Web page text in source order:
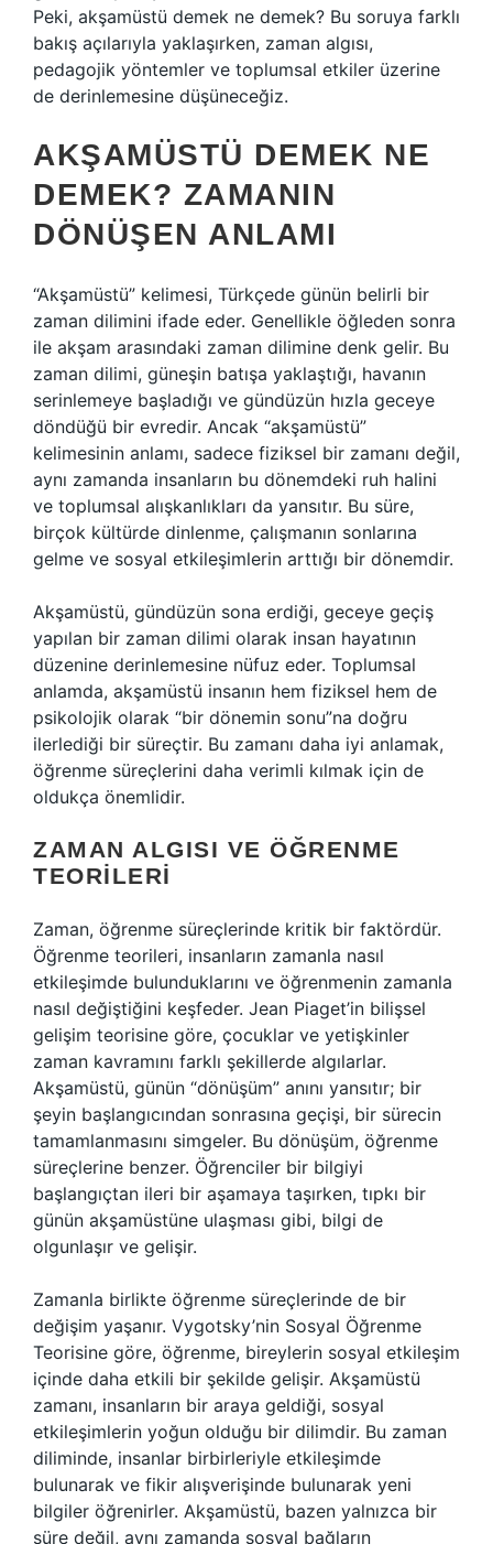
Peki, akşamüstü demek ne demek? Bu soruya farklı
bakış açılarıyla yaklaşırken, zaman algısı,
pedagojik yöntemler ve toplumsal etkiler üzerine
de derinlemesine düşüneceğiz.
AKŞAMÜSTÜ DEMEK NE
DEMEK? ZAMANIN
DÖNÜŞEN ANLAMI
“Akşamüstü” kelimesi, Türkçede günün belirli bir
zaman dilimini ifade eder. Genellikle öğleden sonra
ile akşam arasındaki zaman dilimine denk gelir. Bu
zaman dilimi, güneşin batışa yaklaştığı, havanın
serinlemeye başladığı ve gündüzün hızla geceye
döndüğü bir evredir. Ancak “akşamüstü”
kelimesinin anlamı, sadece fiziksel bir zamanı değil,
aynı zamanda insanların bu dönemdeki ruh halini
ve toplumsal alışkanlıkları da yansıtır. Bu süre,
birçok kültürde dinlenme, çalışmanın sonlarına
gelme ve sosyal etkileşimlerin arttığı bir dönemdir.
Akşamüstü, gündüzün sona erdiği, geceye geçiş
yapılan bir zaman dilimi olarak insan hayatının
düzenine derinlemesine nüfuz eder. Toplumsal
anlamda, akşamüstü insanın hem fiziksel hem de
psikolojik olarak “bir dönemin sonu”na doğru
ilerlediği bir süreçtir. Bu zamanı daha iyi anlamak,
öğrenme süreçlerini daha verimli kılmak için de
oldukça önemlidir.
ZAMAN ALGISI VE ÖĞRENME
TEORILERI
Zaman, öğrenme süreçlerinde kritik bir faktördür.
Öğrenme teorileri, insanların zamanla nasıl
etkileşimde bulunduklarını ve öğrenmenin zamanla
nasıl değiştiğini keşfeder. Jean Piaget’in bilişsel
gelişim teorisine göre, çocuklar ve yetişkinler
zaman kavramını farklı şekillerde algılarlar.
Akşamüstü, günün “dönüşüm” anını yansıtır; bir
şeyin başlangıcından sonrasına geçişi, bir sürecin
tamamlanmasını simgeler. Bu dönüşüm, öğrenme
süreçlerine benzer. Öğrenciler bir bilgiyi
başlangıçtan ileri bir aşamaya taşırken, tıpkı bir
günün akşamüstüne ulaşması gibi, bilgi de
olgunlaşır ve gelişir.
Zamanla birlikte öğrenme süreçlerinde de bir
değişim yaşanır. Vygotsky’nin Sosyal Öğrenme
Teorisine göre, öğrenme, bireylerin sosyal etkileşim
içinde daha etkili bir şekilde gelişir. Akşamüstü
zamanı, insanların bir araya geldiği, sosyal
etkileşimlerin yoğun olduğu bir dilimdir. Bu zaman
diliminde, insanlar birbirleriyle etkileşimde
bulunarak ve fikir alışverişinde bulunarak yeni
bilgiler öğrenirler. Akşamüstü, bazen yalnızca bir
süre değil, aynı zamanda sosyal bağların